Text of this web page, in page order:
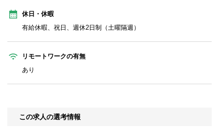
休日・休暇
有給休暇、祝日、週休2日制（土曜隔週）
リモートワークの有無
あり
この求人の選考情報